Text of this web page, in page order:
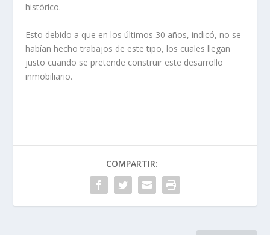
histórico.
Esto debido a que en los últimos 30 años, indicó, no se
habían hecho trabajos de este tipo, los cuales llegan
justo cuando se pretende construir este desarrollo
inmobiliario.
COMPARTIR: